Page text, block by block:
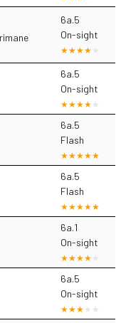
6a.5
On-sight
6a.5
On-sight
6a.5
Flash
6a.5
Flash
6a.1
On-sight
6a.5
On-sight